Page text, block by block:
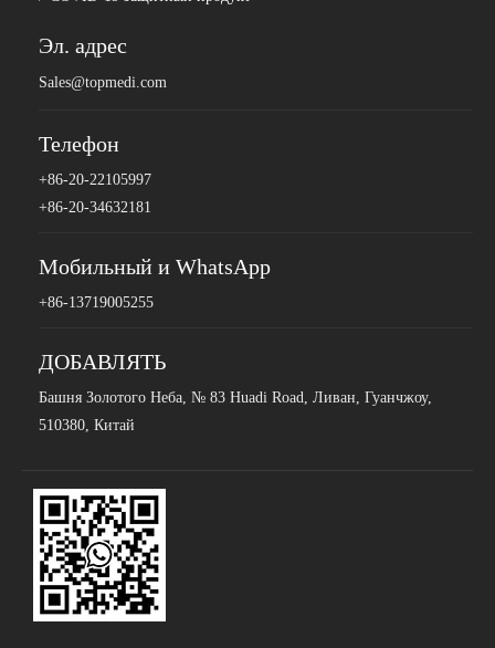
Эл. адрес
Sales@topmedi.com
Телефон
+86-20-22105997
+86-20-34632181
Мобильный и WhatsApp
+86-13719005255
ДОБАВЛЯТЬ
Башня Золотого Неба, № 83 Huadi Road, Ливан, Гуанчжоу,
510380, Китай